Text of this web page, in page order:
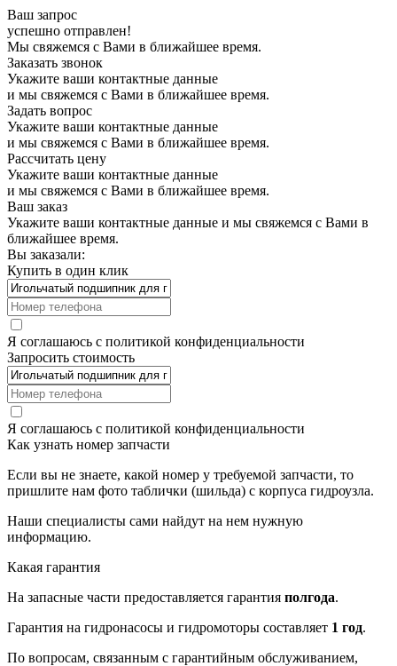
Ваш запрос
успешно отправлен!
Мы свяжемся с Вами в ближайшее время.
Заказать звонок
Укажите ваши контактные данные
и мы свяжемся с Вами в ближайшее время.
Задать вопрос
Укажите ваши контактные данные
и мы свяжемся с Вами в ближайшее время.
Рассчитать цену
Укажите ваши контактные данные
и мы свяжемся с Вами в ближайшее время.
Ваш заказ
Укажите ваши контактные данные и мы свяжемся с Вами в
ближайшее время.
Вы заказали:
Купить в один клик
Я соглашаюсь с политикой конфиденциальности
Запросить стоимость
Я соглашаюсь с политикой конфиденциальности
Как узнать номер запчасти
Если вы не знаете, какой номер у требуемой запчасти, то
пришлите нам фото таблички (шильда) с корпуса гидроузла.
Наши специалисты сами найдут на нем нужную
информацию.
Какая гарантия
На запасные части предоставляется гарантия полгода.
Гарантия на гидронасосы и гидромоторы составляет 1 год.
По вопросам, связанным с гарантийным обслуживанием,